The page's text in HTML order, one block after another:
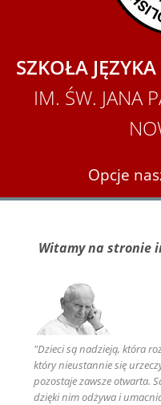
SZKOŁA
IM. ŚW. JANA
Opcje
ZARZĄD,
CO WARTO
OGŁOSZENIA
Witamy na stronie
"Dzieci są nadzieją, która
który nieustannie się
pozostaje zawsze otwarta.
dzięki nim odżywa i